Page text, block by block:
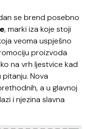
se brend posebno
, marki iza koje stoji
veoma uspješno
proizvoda
na vrh ljestvice kad
pitanju. Nova
a u glavnoj
i njezina slavna